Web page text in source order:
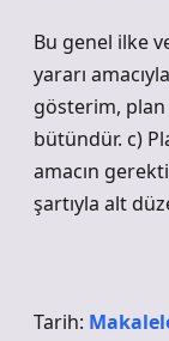
Bu genel ilke
yararı
gösterim,
bütündür. c)
amacın
şartıyla alt
Tarih: